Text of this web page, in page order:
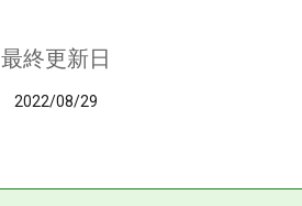
最終更新日
2022/08/29